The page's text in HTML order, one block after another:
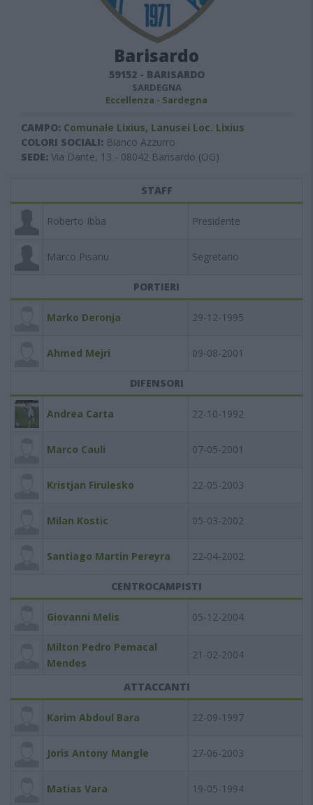
Barisardo
59152- BARISARDO
SARDEGNA
Eccellenza - Sardegna
CAMPO: Comunale Lixius, Lanusei Loc. Lixius
COLORI SOCIALI: Bianco Azzurro
SEDE: Via Dante, 13 - 08042 Barisardo (OG)
STAFF
Roberto Ibba Presidente
Marco Pisanu Segretario
PORTIERI
Marko Deronja 29-12-1995
Ahmed Mejri 09-08-2001
DIFENSORI
Andrea Carta 22-10-1992
Marco Cauli 07-05-2001
Kristjan Firulesko 22-05-2003
Milan Kostic 05-03-2002
Santiago Martin Pereyra 22-04-2002
CENTROCAMPISTI
Giovanni Melis 05-12-2004
Milton Pedro Pemacal
Mendes
21-02-2004
ATTACCANTI
Karim Abdoul Bara 22-09-1997
Joris Antony Mangle 27-06-2003
Matias Vara 19-05-1994